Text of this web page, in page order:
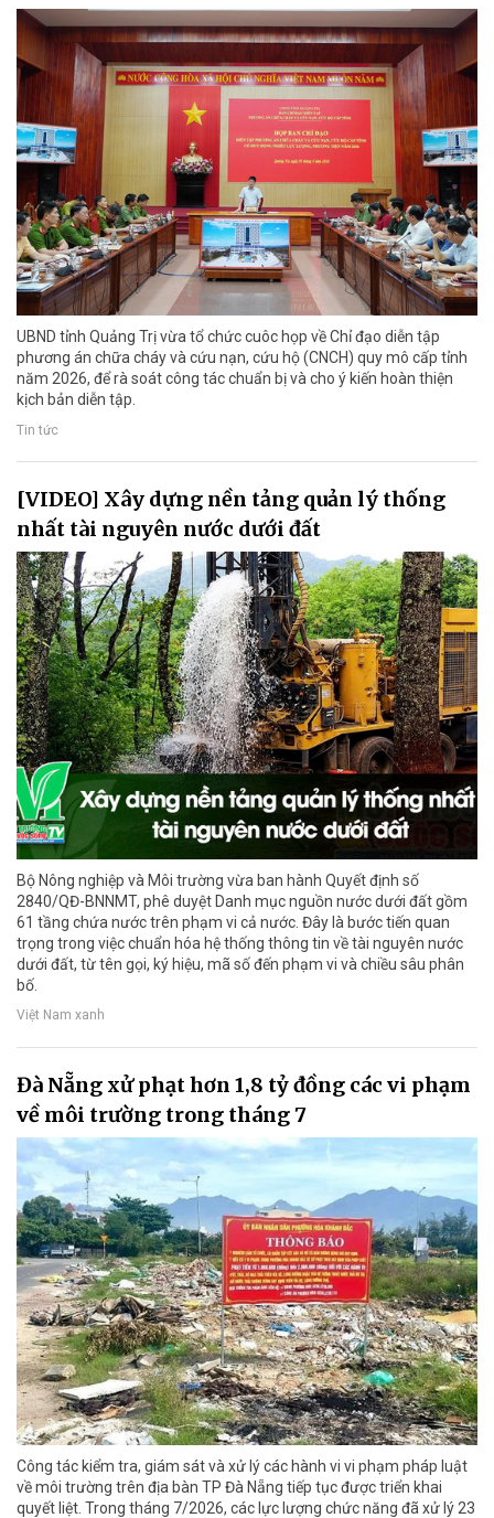
UBND tỉnh Quảng Trị vừa tổ chức cuôc họp về Chỉ đạo diễn tập
phương án chữa cháy và cứu nạn, cứu hộ (CNCH) quy mô cấp tỉnh
năm 2026, để rà soát công tác chuẩn bị và cho ý kiến hoàn thiện
kịch bản diễn tập.
Tin tức
[VIDEO] Xây dựng nền tảng quản lý thống
nhất tài nguyên nước dưới đất
Bộ Nông nghiệp và Môi trường vừa ban hành Quyết định số
2840/QĐ-BNNMT, phê duyệt Danh mục nguồn nước dưới đất gồm
61 tầng chứa nước trên phạm vi cả nước. Đây là bước tiến quan
trọng trong việc chuẩn hóa hệ thống thông tin về tài nguyên nước
dưới đất, từ tên gọi, ký hiệu, mã số đến phạm vi và chiều sâu phân
bố.
Việt Nam xanh
Đà Nẵng xử phạt hơn 1,8 tỷ đồng các vi phạm
về môi trường trong tháng 7
Công tác kiểm tra, giám sát và xử lý các hành vi vi phạm pháp luật
về môi trường trên địa bàn TP Đà Nẵng tiếp tục được triển khai
quyết liệt. Trong tháng 7/2026, các lực lượng chức năng đã xử lý 23